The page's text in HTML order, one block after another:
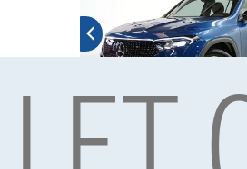
Mercedes-Benz EQB 350